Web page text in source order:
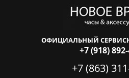
ОФИЦИАЛЬНЫЙ
+7 (918)
+7 (863)